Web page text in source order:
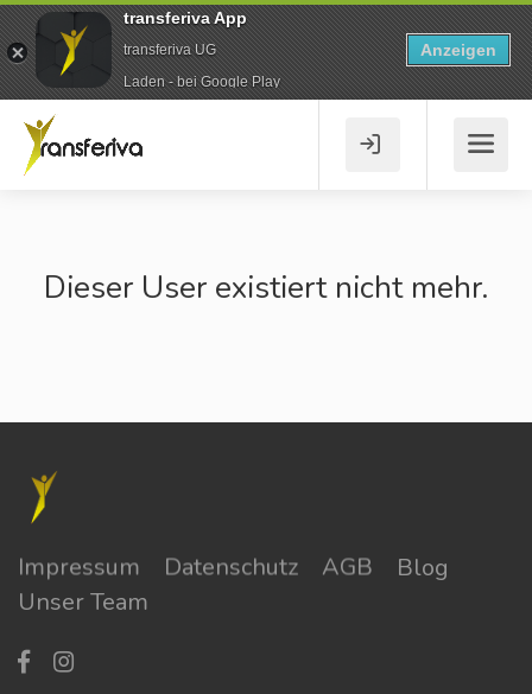
Dieser User existiert nicht mehr.
Impressum Datenschutz AGB
Blog
Unser Team
transferiva App
transferiva UG
Laden - bei Google Play
Anzeigen